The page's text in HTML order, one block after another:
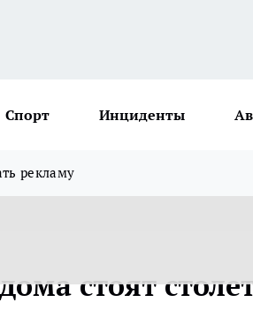
Спорт Инциденты
рекламу
стоят